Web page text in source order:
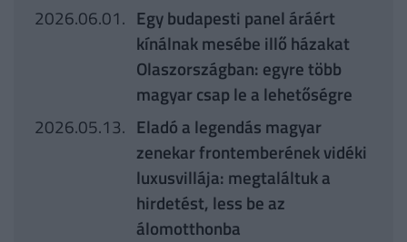
2026.06.01. Egy budapesti panel áráért
kínálnak mesébe illő házakat
Olaszországban: egyre több
magyar csap le a lehetőségre
2026.05.13. Eladó a legendás magyar
zenekar frontemberének vidéki
luxusvillája: megtaláltuk a
hirdetést, less be az
álomotthonba